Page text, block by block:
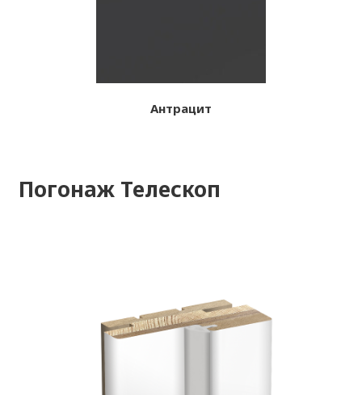
Антрацит
Погонаж Телескоп